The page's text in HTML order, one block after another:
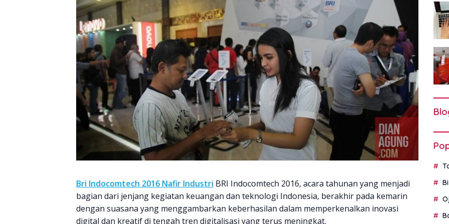
Bri Indocomtech 2016 Nafir Industri BRI Indocomtech 2016, acara tahunan yang menjadi
bagian dari jenjang kegiatan keuangan dan teknologi Indonesia, berakhir pada kemarin
dengan suasana yang menggambarkan keberhasilan dalam memperkenalkan inovasi
digital dan kreatif di tengah tren digitalisasi yang terus meningkat.